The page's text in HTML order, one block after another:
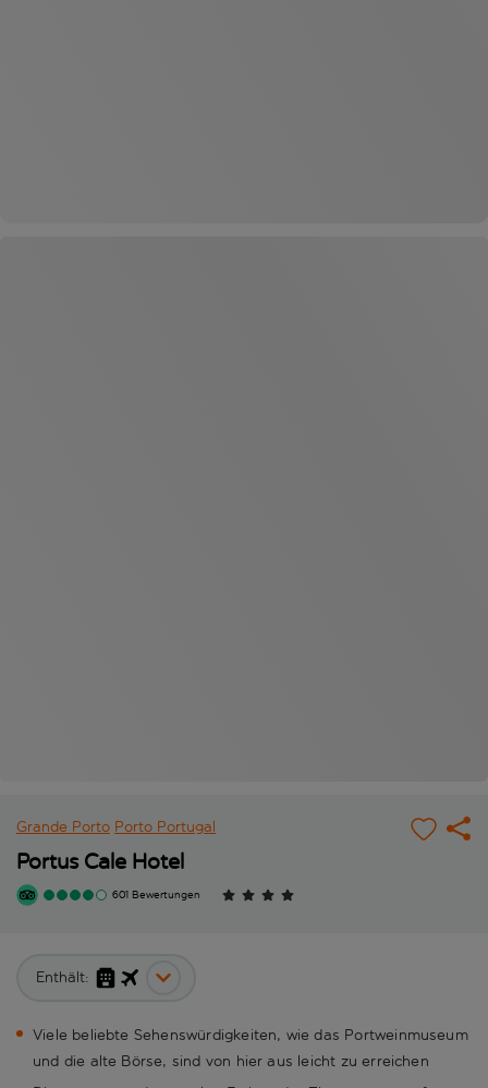
Grande Porto Porto Portugal
Portus Cale Hotel
601 Bewertungen
Enthält:
Viele beliebte Sehenswürdigkeiten, wie das Portweinmuseum
und die alte Börse, sind von hier aus leicht zu erreichen